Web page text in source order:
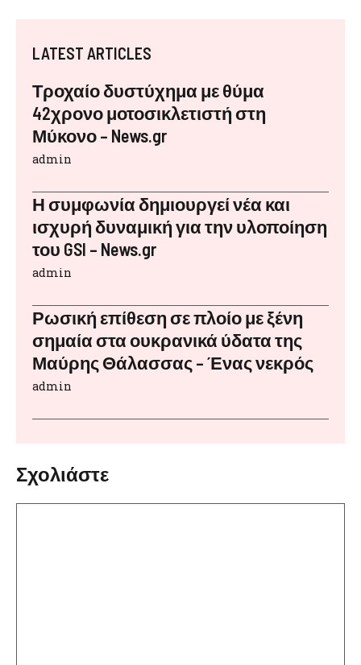
LATEST ARTICLES
Τροχαίο δυστύχημα με θύμα
42χρονο μοτοσικλετιστή στη
Μύκονο – News.gr
admin
Η συμφωνία δημιουργεί νέα και
ισχυρή δυναμική για την υλοποίηση
του GSI – News.gr
admin
Ρωσική επίθεση σε πλοίο με ξένη
σημαία στα ουκρανικά ύδατα της
Μαύρης Θάλασσας – Ένας νεκρός
admin
Σχολιάστε